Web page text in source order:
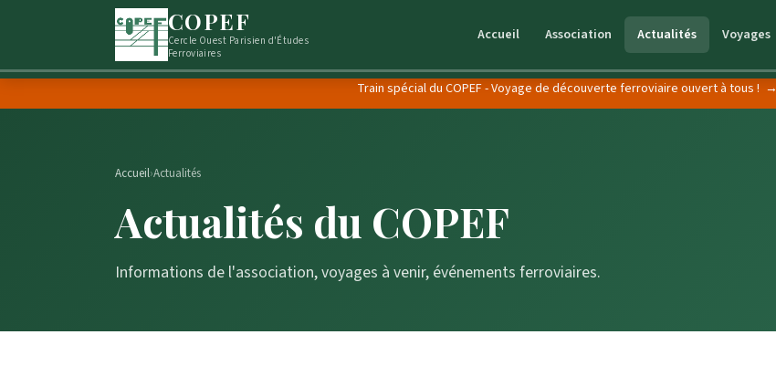
COPEF
Cercle Ouest Parisien d'Études
Ferroviaires
Accueil Association Actualités Voyages
Train spécial du COPEF - Voyage de découverte ferroviaire ouvert à tous ! →
Accueil›Actualités
Actualités du COPEF
Informations de l'association, voyages à venir, événements ferroviaires.